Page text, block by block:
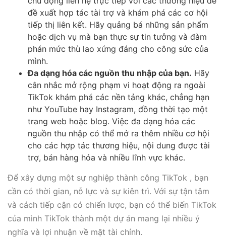
đề xuất hợp tác tài trợ và khám phá các cơ hội
tiếp thị liên kết. Hãy quảng bá những sản phẩm
hoặc dịch vụ mà bạn thực sự tin tưởng và đàm
phán mức thù lao xứng đáng cho công sức của
mình.
Đa dạng hóa các nguồn thu nhập của bạn. Hãy
cân nhắc mở rộng phạm vi hoạt động ra ngoài
TikTok khám phá các nền tảng khác, chẳng hạn
như YouTube hay Instagram, đồng thời tạo một
trang web hoặc blog. Việc đa dạng hóa các
nguồn thu nhập có thể mở ra thêm nhiều cơ hội
cho các hợp tác thương hiệu, nội dung được tài
trợ, bán hàng hóa và nhiều lĩnh vực khác.
Để xây dựng một sự nghiệp thành công TikTok , bạn
cần có thời gian, nỗ lực và sự kiên trì. Với sự tận tâm
và cách tiếp cận có chiến lược, bạn có thể biến TikTok
của mình TikTok thành một dự án mang lại nhiều ý
nghĩa và lợi nhuận về mặt tài chính.